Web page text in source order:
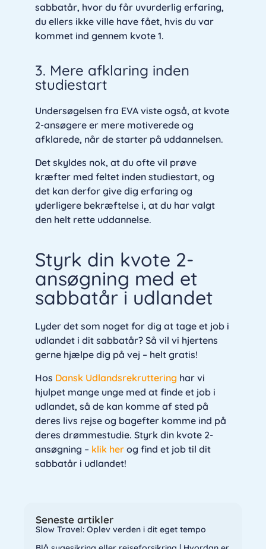
sabbatår, hvor du får uvurderlig erfaring,
du ellers ikke ville have fået, hvis du var
kommet ind gennem kvote 1.
3. Mere afklaring inden
studiestart
Undersøgelsen fra EVA viste også, at kvote
2-ansøgere er mere motiverede og
afklarede, når de starter på uddannelsen.
Det skyldes nok, at du ofte vil prøve
kræfter med feltet inden studiestart, og
det kan derfor give dig erfaring og
yderligere bekræftelse i, at du har valgt
den helt rette uddannelse.
Styrk din kvote 2-
ansøgning med et
sabbatår i udlandet
Lyder det som noget for dig at tage et job i
udlandet i dit sabbatår? Så vil vi hjertens
gerne hjælpe dig på vej – helt gratis!
Hos Dansk Udlandsrekruttering har vi
hjulpet mange unge med at finde et job i
udlandet, så de kan komme af sted på
deres livs rejse og bagefter komme ind på
deres drømmestudie. Styrk din kvote 2-
ansøgning – klik her og find et job til dit
sabbatår i udlandet!
Seneste artikler
Slow Travel: Oplev verden i dit eget tempo